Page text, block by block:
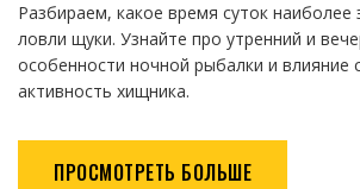
Разбираем, какое время суток
ловли щуки. Узнайте про утренний и
особенности ночной рыбалки и влияние
активность хищника.
ПРОСМОТРЕТЬ БОЛЬШЕ